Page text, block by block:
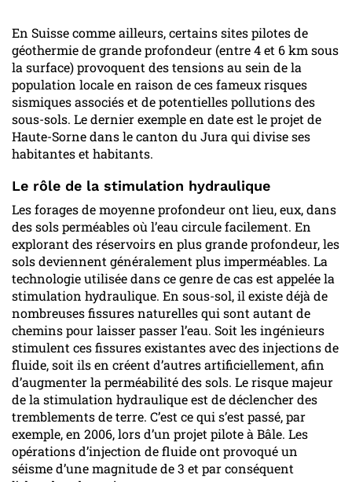
En Suisse comme ailleurs, certains sites pilotes de
géothermie de grande profondeur (entre 4 et 6 km sous
la surface) provoquent des tensions au sein de la
population locale en raison de ces fameux risques
sismiques associés et de potentielles pollutions des
sous-sols. Le dernier exemple en date est le projet de
Haute-Sorne dans le canton du Jura qui divise ses
habitantes et habitants.
Le rôle de la stimulation hydraulique
Les forages de moyenne profondeur ont lieu, eux, dans
des sols perméables où l’eau circule facilement. En
explorant des réservoirs en plus grande profondeur, les
sols deviennent généralement plus imperméables. La
technologie utilisée dans ce genre de cas est appelée la
stimulation hydraulique. En sous-sol, il existe déjà de
nombreuses fissures naturelles qui sont autant de
chemins pour laisser passer l’eau. Soit les ingénieurs
stimulent ces fissures existantes avec des injections de
fluide, soit ils en créent d’autres artificiellement, afin
d’augmenter la perméabilité des sols. Le risque majeur
de la stimulation hydraulique est de déclencher des
tremblements de terre. C’est ce qui s’est passé, par
exemple, en 2006, lors d’un projet pilote à Bâle. Les
opérations d’injection de fluide ont provoqué un
séisme d’une magnitude de 3 et par conséquent